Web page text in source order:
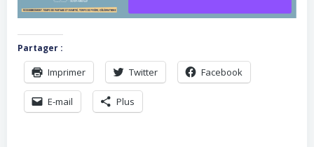
Partager :
Imprimer Twitter Facebook
E-mail Plus